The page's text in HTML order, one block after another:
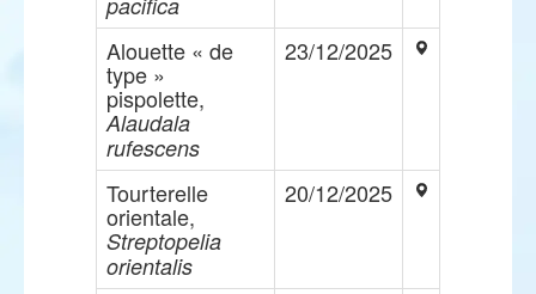
Alouette « de
type »
pispolette,
Alaudala
rufescens
23/12/2025
Tourterelle
orientale,
Streptopelia
orientalis
20/12/2025